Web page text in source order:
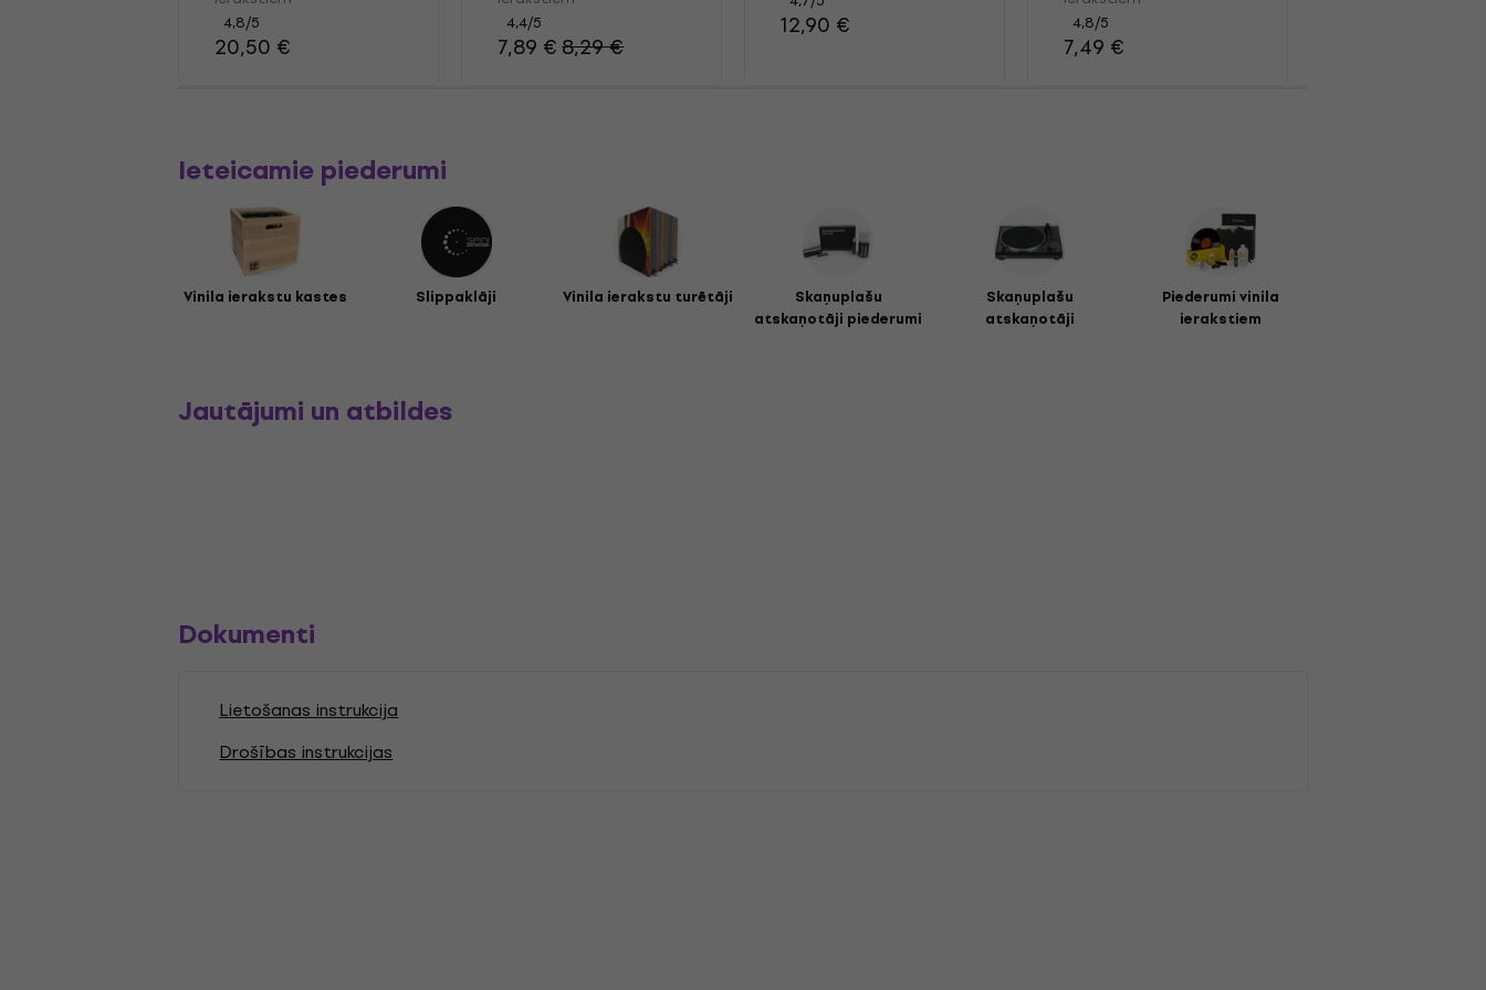
100
4,8/5
20,50 €
4,4/5
7,89 €8,29 €
12,90 €
4,8/5
7,49 €
Ieteicamie piederumi
Vinila ierakstu kastes Slippaklāji Vinila ierakstu turētāji
Skaņuplašu
atskaņotāji piederumi
Skaņuplašu
atskaņotāji
Piederumi vinila
ierakstiem
Jautājumi un atbildes
Dokumenti
Lietošanas instrukcija
Drošības instrukcijas